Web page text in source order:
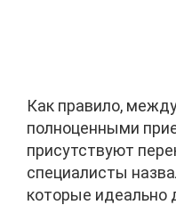
Как правило,
полноценными
присутствуют
специалисты
которые идеально